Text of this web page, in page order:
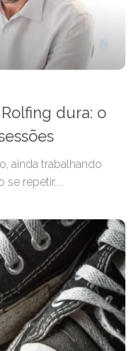
dura: o
ainda trabalhando
se repetir....